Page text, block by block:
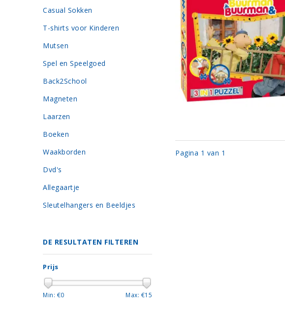
Pagina 1 van 1
Casual Sokken
T-shirts voor Kinderen
Mutsen
Spel en Speelgoed
Back2School
Magneten
Laarzen
Boeken
Waakborden
Dvd's
Allegaartje
Sleutelhangers en Beeldjes
DE RESULTATEN FILTEREN
Prijs
Min: €0 Max: €15